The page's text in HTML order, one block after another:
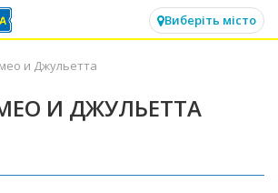
Виберіть місто
и Джульетта
И ДЖУЛЬЕТТА